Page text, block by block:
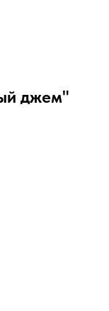
джем"